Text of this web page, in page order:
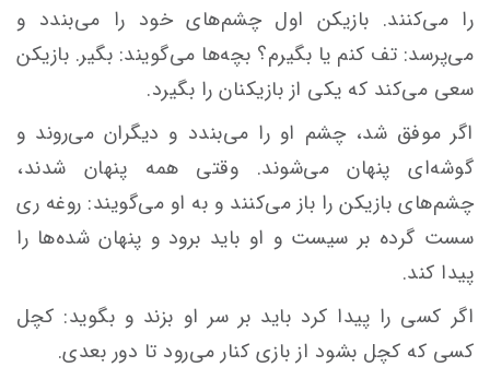
را مى‌‌کنند. بازیکن اول چشم‌هاى خود را مى‌بندد و
مى‌پرسد: تف کنم یا بگیرم؟ بچه‌ها مى‌گویند: بگیر. بازیکن
سعى مى‌کند که یکى از بازیکنان را بگیرد.
اگر موفق شد، چشم او را مى‌بندد و دیگران مى‌روند و
گوشه‌اى پنهان مى‌شوند. وقتى همه پنهان شدند،
چشم‌هاى بازیکن را باز مى‌کنند و به او مى‌گویند: روغه رى
سست گرده بر سیست و او باید برود و پنهان شده‌ها را
پیدا کند.
اگر کسى را پیدا کرد باید بر سر او بزند و بگوید: کچل
کسى که کچل بشود از بازى کنار مى‌رود تا دور بعدی.